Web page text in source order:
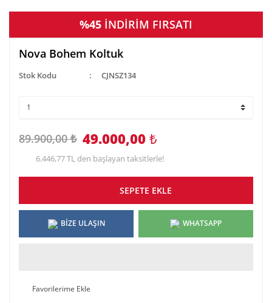
%45 İNDİRİM FIRSATI
Nova Bohem Koltuk
Stok Kodu CJNSZ134
89.900,00 ₺ 49.000,00 ₺
6.446,77 TL den başlayan taksitlerle!
SEPETE EKLE
BİZE ULAŞIN WHATSAPP